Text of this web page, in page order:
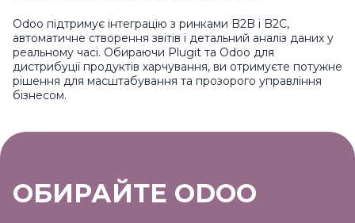
Odoo підтримує інтеграцію з ринками B2B і B2C,
автоматичне створення звітів і детальний аналіз даних у
реальному часі. Обираючи Plugit та Odoo для
дистрибуції продуктів харчування, ви отримуєте потужне
рішення для масштабування та прозорого управління
бізнесом.
ОБИРАЙТЕ ODOO